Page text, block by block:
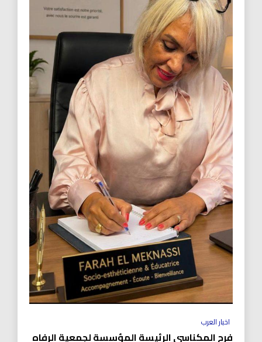
اخبار العرب
فرح المكناسي الرئيسة المؤسسة لجمعية الرفاه